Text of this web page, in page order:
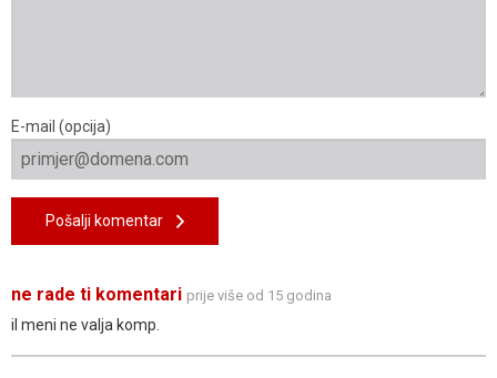
E-mail (opcija)
Pošalji komentar
ne rade ti komentari prije više od 15 godina
il meni ne valja komp.